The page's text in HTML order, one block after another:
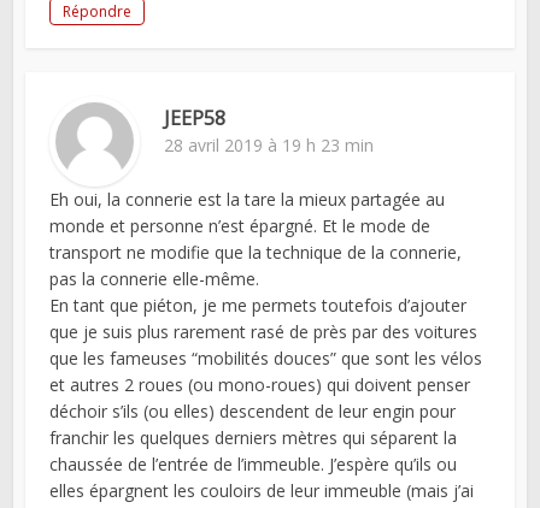
Répondre
JEEP58
28 avril 2019 à 19 h 23 min
Eh oui, la connerie est la tare la mieux partagée au
monde et personne n’est épargné. Et le mode de
transport ne modifie que la technique de la connerie,
pas la connerie elle-même.
En tant que piéton, je me permets toutefois d’ajouter
que je suis plus rarement rasé de près par des voitures
que les fameuses “mobilités douces” que sont les vélos
et autres 2 roues (ou mono-roues) qui doivent penser
déchoir s’ils (ou elles) descendent de leur engin pour
franchir les quelques derniers mètres qui séparent la
chaussée de l’entrée de l’immeuble. J’espère qu’ils ou
elles épargnent les couloirs de leur immeuble (mais j’ai